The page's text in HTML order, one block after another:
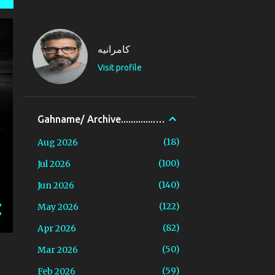
کامرانیه
Visit profile
Gahname/ Archive..............گاهنامه.
Aug 2026
18
Jul 2026
100
Jun 2026
140
May 2026
122
Apr 2026
82
Mar 2026
50
Feb 2026
59